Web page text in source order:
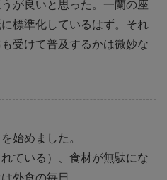
が良いと思った。一蘭の座
標準化しているはず。それ
受けて普及するかは微妙な
始めました。
ている）、食材が無駄にな